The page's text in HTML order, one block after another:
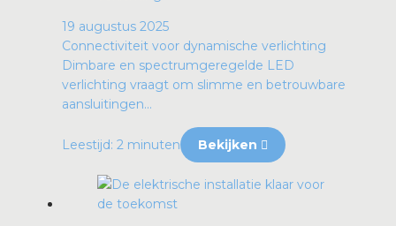
19 augustus 2025
Connectiviteit voor dynamische verlichting
Dimbare en spectrumgeregelde LED
verlichting vraagt om slimme en betrouwbare
aansluitingen...
Leestijd: 2 minuten Bekijken